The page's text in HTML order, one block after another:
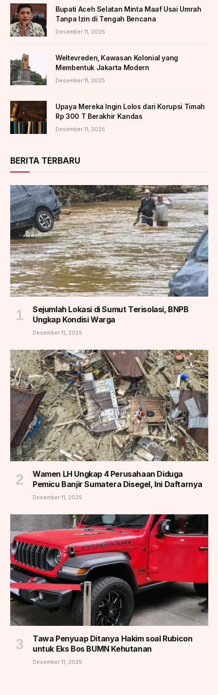
Bupati Aceh Selatan Minta Maaf Usai Umrah
Tanpa Izin di Tengah Bencana
Desember 11, 2025
Weltevreden, Kawasan Kolonial yang
Membentuk Jakarta Modern
Desember 11, 2025
Upaya Mereka Ingin Lolos dari Korupsi Timah
Rp 300 T Berakhir Kandas
Desember 11, 2025
BERITA TERBARU
Sejumlah Lokasi di Sumut Terisolasi, BNPB
Ungkap Kondisi Warga
Desember 11, 2025
Wamen LH Ungkap 4 Perusahaan Diduga
Pemicu Banjir Sumatera Disegel, Ini Daftarnya
Desember 11, 2025
Tawa Penyuap Ditanya Hakim soal Rubicon
untuk Eks Bos BUMN Kehutanan
Desember 11, 2025